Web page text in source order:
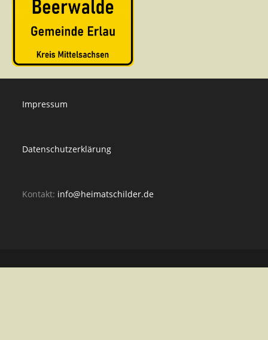
Impressum
Datenschutzerklärung
Kontakt: info@heimatschilder.de